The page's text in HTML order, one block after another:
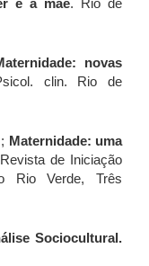
e a mãe. Rio de
novas
clin. Rio de
Maternidade: uma
de Iniciação
Rio Verde, Três
Sociocultural.